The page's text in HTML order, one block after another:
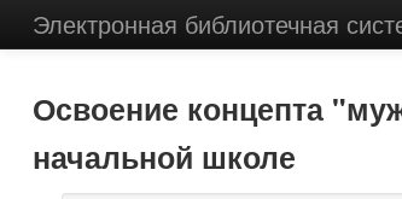
Электронная библиотечная
Освоение концепта
начальной школе